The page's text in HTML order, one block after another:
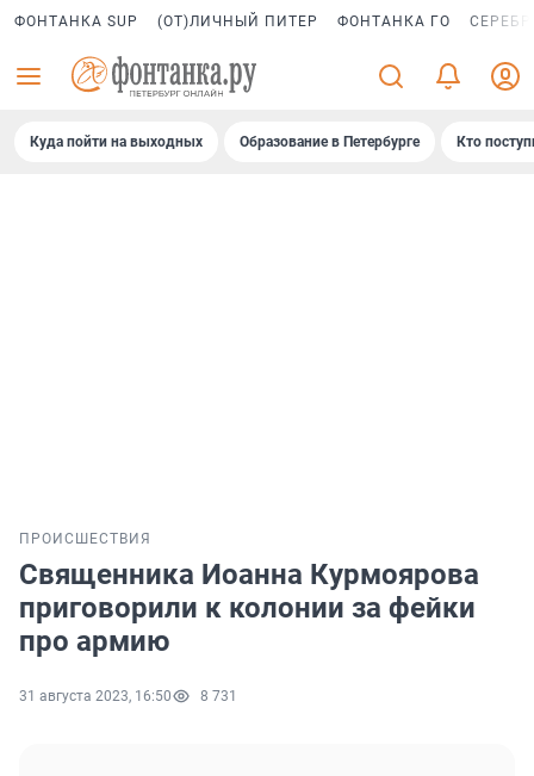
ФОНТАНКА SUP (ОТ)ЛИЧНЫЙ ПИТЕР ФОНТАНКА ГО
Куда пойти на выходных Образование в Петербурге Кто
ПРОИСШЕСТВИЯ
Священника Иоанна Курмоярова
приговорили к колонии за фейки
про армию
31 августа 2023, 16:50 8 731